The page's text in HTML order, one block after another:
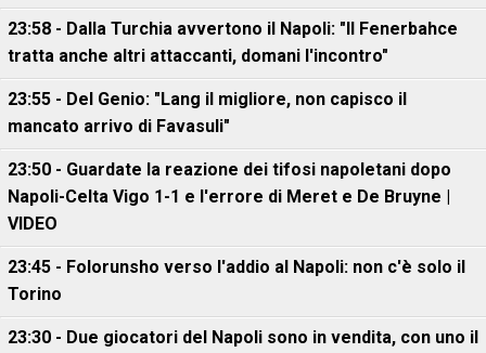
23:58 - Dalla Turchia avvertono il Napoli: "Il Fenerbahce
tratta anche altri attaccanti, domani l'incontro"
23:55 - Del Genio: "Lang il migliore, non capisco il
mancato arrivo di Favasuli"
23:50 - Guardate la reazione dei tifosi napoletani dopo
Napoli-Celta Vigo 1-1 e l'errore di Meret e De Bruyne |
VIDEO
23:45 - Folorunsho verso l'addio al Napoli: non c'è solo il
Torino
23:30 - Due giocatori del Napoli sono in vendita, con uno il